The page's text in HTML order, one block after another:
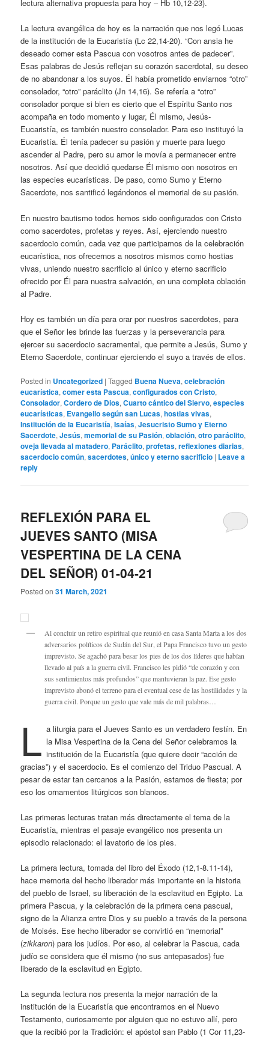
lectura alternativa propuesta para hoy – Hb 10,12-23).
La lectura evangélica de hoy es la narración que nos legó Lucas
de la institución de la Eucaristía (Lc 22,14-20). “Con ansia he
deseado comer esta Pascua con vosotros antes de padecer”.
Esas palabras de Jesús reflejan su corazón sacerdotal, su deseo
de no abandonar a los suyos. Él había prometido enviarnos “otro”
consolador, “otro” paráclito (Jn 14,16). Se refería a “otro”
consolador porque si bien es cierto que el Espíritu Santo nos
acompaña en todo momento y lugar, Él mismo, Jesús-
Eucaristía, es también nuestro consolador. Para eso instituyó la
Eucaristía. Él tenía padecer su pasión y muerte para luego
ascender al Padre, pero su amor le movía a permanecer entre
nosotros. Así que decidió quedarse Él mismo con nosotros en
las especies eucarísticas. De paso, como Sumo y Eterno
Sacerdote, nos santificó legándonos el memorial de su pasión.
En nuestro bautismo todos hemos sido configurados con Cristo
como sacerdotes, profetas y reyes. Así, ejerciendo nuestro
sacerdocio común, cada vez que participamos de la celebración
eucarística, nos ofrecernos a nosotros mismos como hostias
vivas, uniendo nuestro sacrificio al único y eterno sacrificio
ofrecido por Él para nuestra salvación, en una completa oblación
al Padre.
Hoy es también un día para orar por nuestros sacerdotes, para
que el Señor les brinde las fuerzas y la perseverancia para
ejercer su sacerdocio sacramental, que permite a Jesús, Sumo y
Eterno Sacerdote, continuar ejerciendo el suyo a través de ellos.
Posted in Uncategorized |Tagged Buena Nueva,celebración
eucarística,comer esta Pascua,configurados con Cristo,
Consolador,Cordero de Dios,Cuarto cántico del Siervo,especies
eucarísticas, Evangelio según san Lucas,hostias vivas,
Institución de la Eucaristía,Isaías,Jesucristo Sumo y Eterno
Sacerdote,Jesús,memorial de su Pasión,oblación,otro paráclito,
oveja llevada al matadero, Paráclito,profetas,reflexiones diarias,
sacerdocio común,sacerdotes,único y eterno sacrificio | Leave a
reply
REFLEXIÓN PARA EL
JUEVES SANTO (MISA
VESPERTINA DE LA CENA
DEL SEÑOR) 01-04-21
Posted on31 March, 2021
Al concluir un retiro espiritual que reunió en casa Santa Marta a los dos
adversarios políticos de Sudán del Sur, el Papa Francisco tuvo un gesto
imprevisto. Se agachó para besar los pies de los dos líderes que habían
llevado al país a la guerra civil. Francisco les pidió “de corazón y con
sus sentimientos más profundos” que mantuvieran la paz. Ese gesto
imprevisto abonó el terreno para el eventual cese de las hostilidades y la
guerra civil. Porque un gesto que vale más de mil palabras…
L a liturgia para el Jueves Santo es un verdadero festín. En
la Misa Vespertina de la Cena del Señor celebramos la
institución de la Eucaristía (que quiere decir “acción de
gracias”) y el sacerdocio. Es el comienzo del Triduo Pascual. A
pesar de estar tan cercanos a la Pasión, estamos de fiesta; por
eso los ornamentos litúrgicos son blancos.
Las primeras lecturas tratan más directamente el tema de la
Eucaristía, mientras el pasaje evangélico nos presenta un
episodio relacionado: el lavatorio de los pies.
La primera lectura, tomada del libro del Éxodo (12,1-8.11-14),
hace memoria del hecho liberador más importante en la historia
del pueblo de Israel, su liberación de la esclavitud en Egipto. La
primera Pascua, y la celebración de la primera cena pascual,
signo de la Alianza entre Dios y su pueblo a través de la persona
de Moisés. Ese hecho liberador se convirtió en “memorial”
(zikkaron) para los judíos. Por eso, al celebrar la Pascua, cada
judío se considera que él mismo (no sus antepasados) fue
liberado de la esclavitud en Egipto.
La segunda lectura nos presenta la mejor narración de la
institución de la Eucaristía que encontramos en el Nuevo
Testamento, curiosamente por alguien que no estuvo allí, pero
que la recibió por la Tradición: el apóstol san Pablo (1 Cor 11,23-